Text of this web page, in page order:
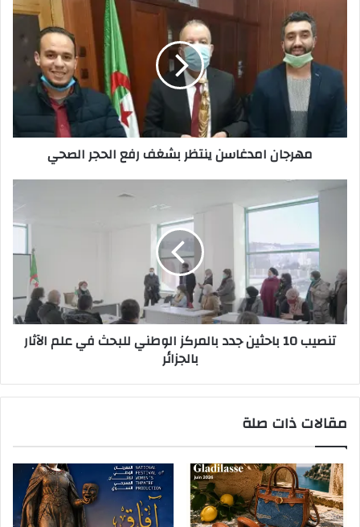
ل
ك
مهرجان امدغاسن ينتظر بشغف رفع الحجر الصحي
تنصيب 10 باحثين جدد بالمركز الوطني للبحث في علم الآثار
بالجزائر
مقالات ذات صلة